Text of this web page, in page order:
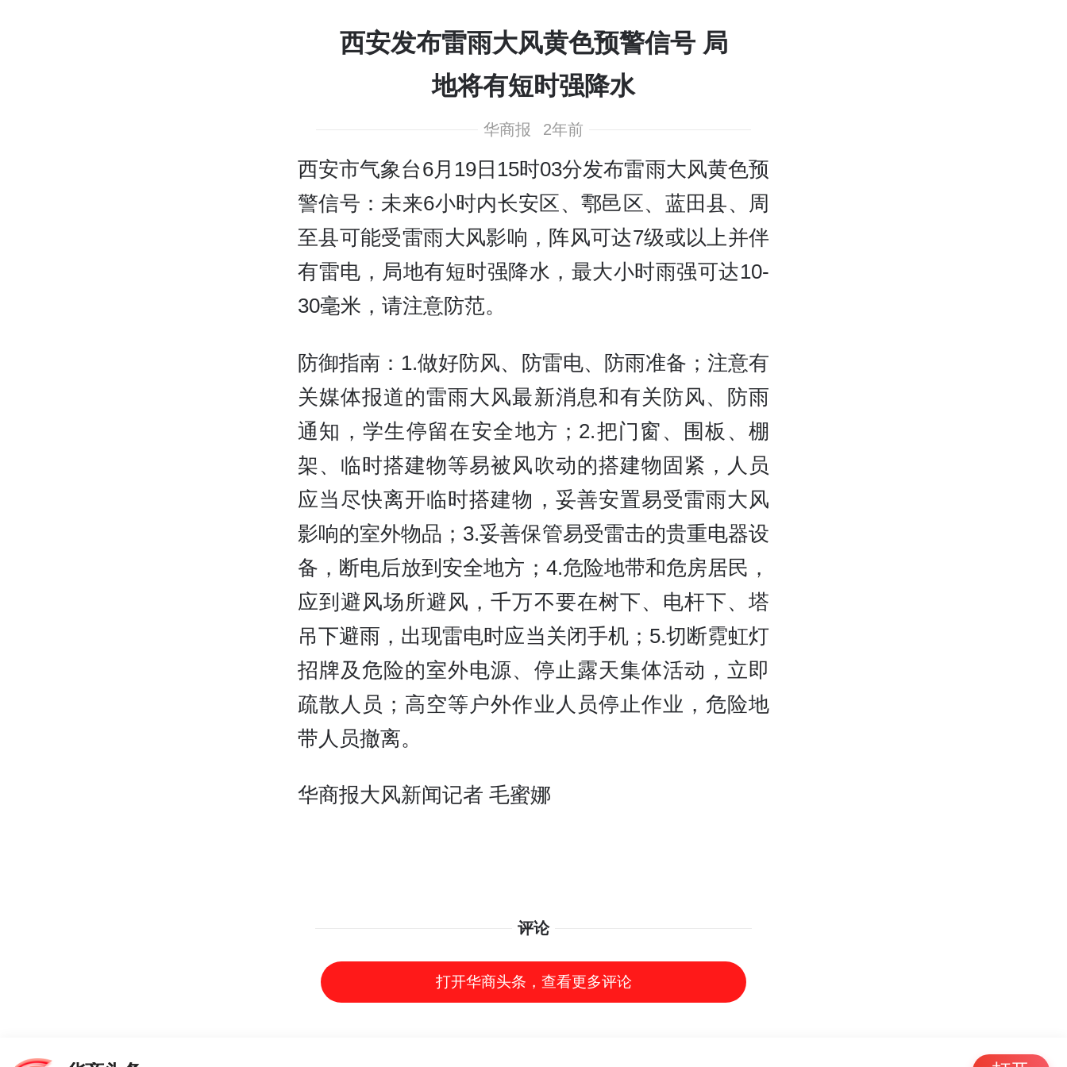
西安发布雷雨大风黄色预警信号 局
地将有短时强降水
华商报 2年前
西安市气象台6月19日15时03分发布雷雨大风黄色预
警信号：未来6小时内长安区、鄠邑区、蓝田县、周
至县可能受雷雨大风影响，阵风可达7级或以上并伴
有雷电，局地有短时强降水，最大小时雨强可达10-
30毫米，请注意防范。
防御指南：1.做好防风、防雷电、防雨准备；注意有
关媒体报道的雷雨大风最新消息和有关防风、防雨
通知，学生停留在安全地方；2.把门窗、围板、棚
架、临时搭建物等易被风吹动的搭建物固紧，人员
应当尽快离开临时搭建物，妥善安置易受雷雨大风
影响的室外物品；3.妥善保管易受雷击的贵重电器设
备，断电后放到安全地方；4.危险地带和危房居民，
应到避风场所避风，千万不要在树下、电杆下、塔
吊下避雨，出现雷电时应当关闭手机；5.切断霓虹灯
招牌及危险的室外电源、停止露天集体活动，立即
疏散人员；高空等户外作业人员停止作业，危险地
带人员撤离。
华商报大风新闻记者 毛蜜娜
评论
打开华商头条，查看更多评论